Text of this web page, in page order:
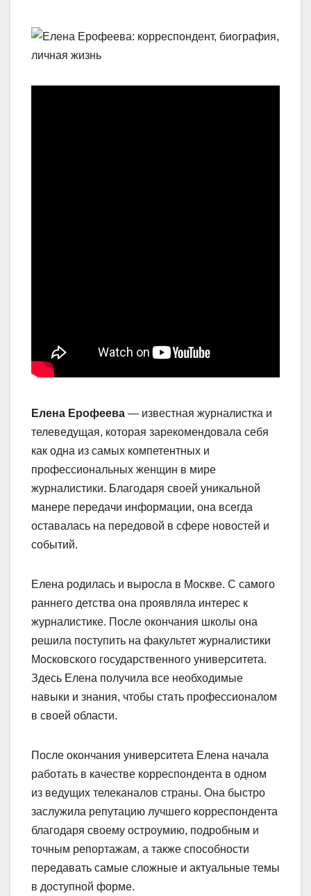
Елена Ерофеева — известная журналистка и
телеведущая, которая зарекомендовала себя
как одна из самых компетентных и
профессиональных женщин в мире
журналистики. Благодаря своей уникальной
манере передачи информации, она всегда
оставалась на передовой в сфере новостей и
событий.
Елена родилась и выросла в Москве. С самого
раннего детства она проявляла интерес к
журналистике. После окончания школы она
решила поступить на факультет журналистики
Московского государственного университета.
Здесь Елена получила все необходимые
навыки и знания, чтобы стать профессионалом
в своей области.
После окончания университета Елена начала
работать в качестве корреспондента в одном
из ведущих телеканалов страны. Она быстро
заслужила репутацию лучшего корреспондента
благодаря своему остроумию, подробным и
точным репортажам, а также способности
передавать самые сложные и актуальные темы
в доступной форме.